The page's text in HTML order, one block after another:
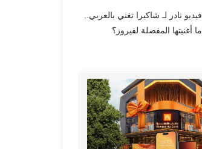
فيديو نادر لـ شاكيرا تغني بالعربي..
ما أغنيتها المفضلة لفيروز؟